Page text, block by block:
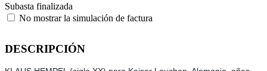
Subasta finalizada
No mostrar la simulación de factura
DESCRIPCIÓN